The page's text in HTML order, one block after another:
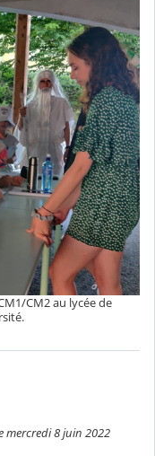
CM2 au lycée de
mercredi 8 juin 2022